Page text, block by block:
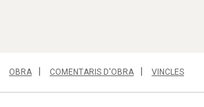
OBRA COMENTARIS D'OBRA VINCLES